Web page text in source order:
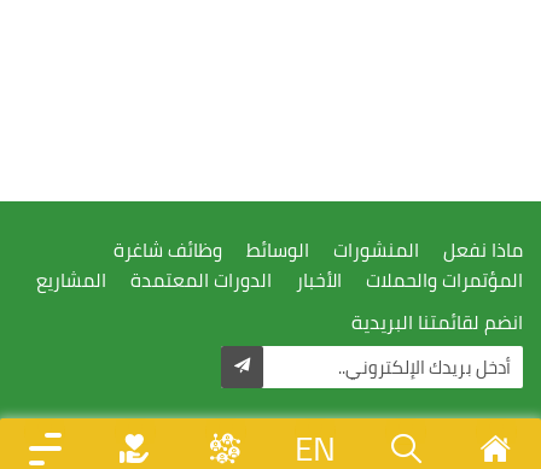
ماذا نفعل المنشورات الوسائط
وظائف شاغرة
المؤتمرات والحملات
الأخبار الدورات المعتمدة
المشاريع
انضم لقائمتنا البريدية
EN